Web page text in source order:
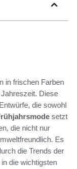
in frischen Farben
Diese
die sowohl
setzt
die nicht nur
Es
die Trends der
die wichtigsten